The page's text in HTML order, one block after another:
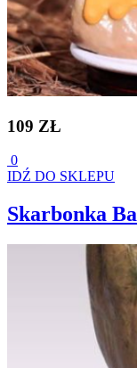
109 ZŁ
0
IDŹ DO SKLEPU
Skarbonka